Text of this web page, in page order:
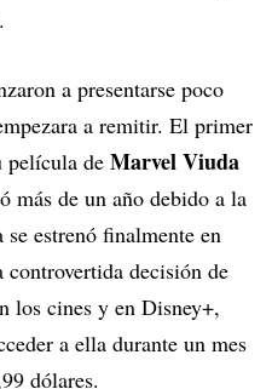
a presentarse poco
a remitir. El primer
película de Marvel Viuda
más de un año debido a la
estrenó finalmente en
decisión de
los cines y en Disney+,
a ella durante un mes
dólares.